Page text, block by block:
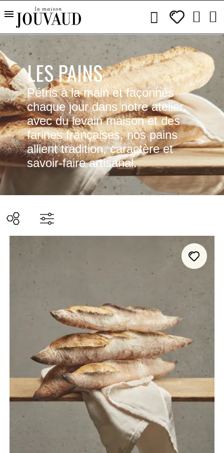
LES PAINS
Pétris à la main et façonnés
chaque jour dans notre atelier,
avec du levain maison et des
farines françaises, nos pains
allient tradition, caractère et
savoir-faire artisanal.